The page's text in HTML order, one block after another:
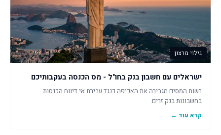
גילוי מרצון
ישראלים עם חשבון בנק בחו"ל - מס הכנסה בעקבותיכם
רשות המסים מגבירה את האכיפה כנגד עבירת אי דיווח הכנסות
בחשבונות בנק זרים.
קרא עוד ←